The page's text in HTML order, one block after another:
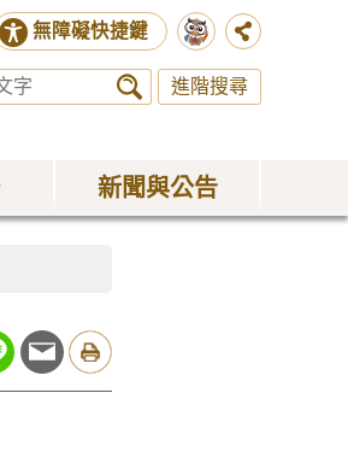
無障礙快捷鍵
進階搜尋
新聞與公告